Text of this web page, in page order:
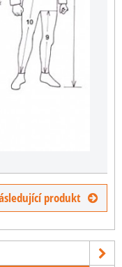
produkt